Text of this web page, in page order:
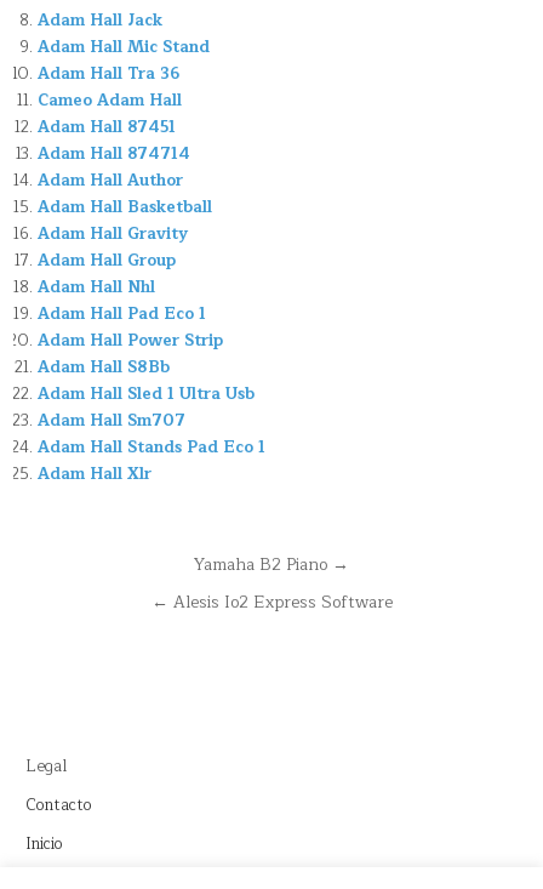
Adam Hall Jack
Adam Hall Mic Stand
Adam Hall Tra 36
Cameo Adam Hall
Adam Hall 87451
Adam Hall 874714
Adam Hall Author
Adam Hall Basketball
Adam Hall Gravity
Adam Hall Group
Adam Hall Nhl
Adam Hall Pad Eco 1
Adam Hall Power Strip
Adam Hall S8Bb
Adam Hall Sled 1 Ultra Usb
Adam Hall Sm707
Adam Hall Stands Pad Eco 1
Adam Hall Xlr
NavegaciónYamaha B2 Piano →
← Alesis Io2 Express Software
Legal
Contacto
Inicio